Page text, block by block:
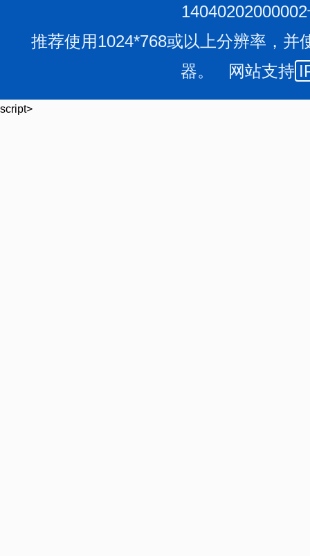
推荐使用1024*768或以上分辨率，并
器。 网站支持
script>